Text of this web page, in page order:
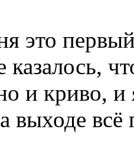
это
казалось,
и криво, и
выходе всё